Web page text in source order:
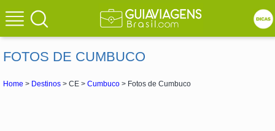
FOTOS DE CUMBUCO
Home > Destinos > CE > Cumbuco > Fotos de Cumbuco